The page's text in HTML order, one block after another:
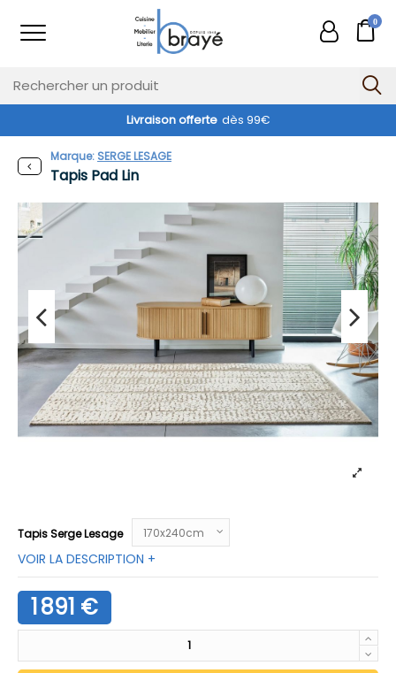
0
Livraison offerte dès 99€
Tapis Pad Lin
Marque: SERGE LESAGE
Tapis Serge Lesage
VOIR LA DESCRIPTION +
1 891 €